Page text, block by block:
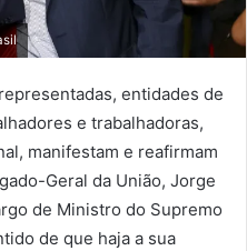
entidades de
e trabalhadoras,
manifestam e reafirmam
Geral da União, Jorge
de Ministro do Supremo
de que haja a sua